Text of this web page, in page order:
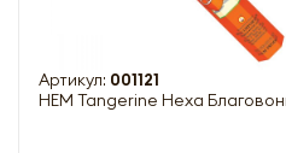
Артикул: 001121
HEM Tangerine Hexa